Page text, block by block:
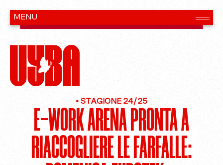
• STAGIONE 24/25
E-WORK ARENA PRONTA A
RIACCOGLIERE LE FARFALLE: